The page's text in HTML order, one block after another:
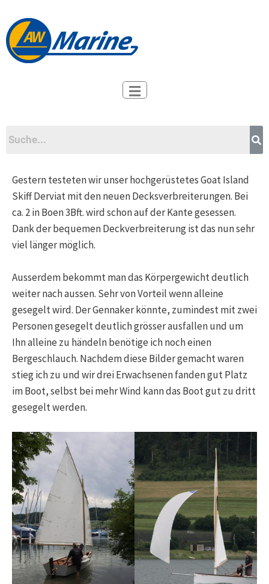
Inhalt
springen
Gestern testeten wir unser hochgerüstetes Goat Island
Skiff Derviat mit den neuen Decksverbreiterungen. Bei
ca. 2 in Boen 3Bft. wird schon auf der Kante gesessen.
Dank der bequemen Deckverbreiterung ist das nun sehr
viel länger möglich.
Ausserdem bekommt man das Körpergewicht deutlich
weiter nach aussen. Sehr von Vorteil wenn alleine
gesegelt wird. Der Gennaker könnte, zumindest mit zwei
Personen gesegelt deutlich grösser ausfallen und um
Ihn alleine zu händeln benötige ich noch einen
Bergeschlauch. Nachdem diese Bilder gemacht waren
stieg ich zu und wir drei Erwachsenen fanden gut Platz
im Boot, selbst bei mehr Wind kann das Boot gut zu dritt
gesegelt werden.
Navigation